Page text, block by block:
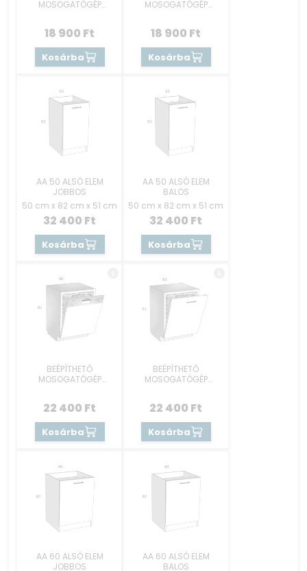
MOSOGATÓGÉP
18 900 Ft
Kosárba
MOSOGATÓGÉP
18 900 Ft
Kosárba
AA 50 ALSÓ ELEM
JOBBOS
50 cm x 82 cm x 51 cm
32 400 Ft
Kosárba
AA 50 ALSÓ ELEM
BALOS
50 cm x 82 cm x 51 cm
32 400 Ft
Kosárba
BEÉPÍTHETŐ
MOSOGATÓGÉP
22 400 Ft
Kosárba
BEÉPÍTHETŐ
MOSOGATÓGÉP
22 400 Ft
Kosárba
AA 60 ALSÓ ELEM
JOBBOS
AA 60 ALSÓ ELEM
BALOS